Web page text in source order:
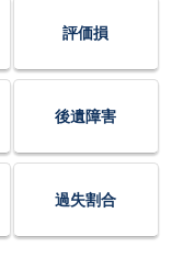
評価損
後遺障害
過失割合